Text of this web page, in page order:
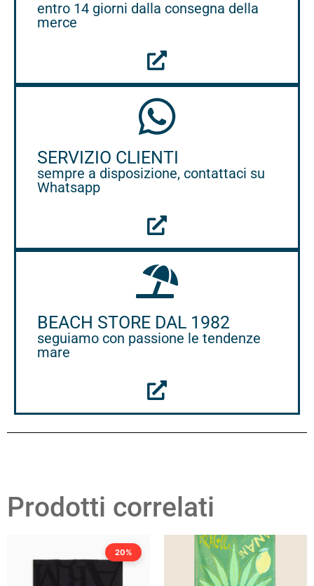
entro 14 giorni dalla consegna della
merce
SERVIZIO CLIENTI
sempre a disposizione, contattaci su
Whatsapp
BEACH STORE DAL 1982
seguiamo con passione le tendenze
mare
Prodotti correlati
20%